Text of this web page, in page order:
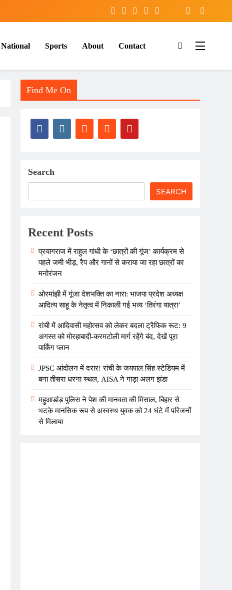
National Sports About Contact
Find Me On
Search
SEARCH
Recent Posts
प्रयागराज में राहुल गांधी के ‘छात्रों की गूंज’ कार्यक्रम से
पहले जमी भीड़, रैप और गानों से कराया जा रहा छात्रों का
मनोरंजन
ओरमांझी में गूंजा देशभक्ति का नारा: भाजपा प्रदेश अध्यक्ष
आदित्य साहू के नेतृत्व में निकाली गई भव्य ‘तिरंगा यात्रा’
रांची में आदिवासी महोत्सव को लेकर बदला ट्रैफिक रूट: 9
अगस्त को मोरहाबादी-करमटोली मार्ग रहेंगे बंद, देखें पूरा
पार्किंग प्लान
JPSC आंदोलन में दरार! रांची के जयपाल सिंह स्टेडियम में
बना तीसरा धरना स्थल, AISA ने गाड़ा अलग झंडा
महुआडांड़ पुलिस ने पेश की मानवता की मिसाल, बिहार से
भटके मानसिक रूप से अस्वस्थ युवक को 24 घंटे में परिजनों
से मिलाया